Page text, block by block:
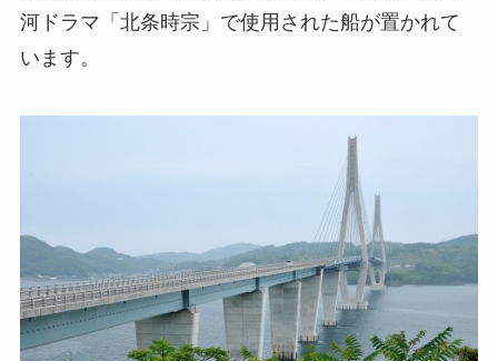
河ドラマ「北条時宗」で使用された船が置かれて
います。